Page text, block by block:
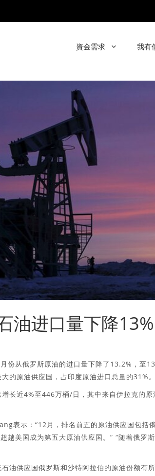
資金需求 我有
油进口量下降13%
份从俄罗斯原油的进口量下降了13.2%，至
的原油供应国，占印度原油进口总量的31%。
长近4%至446万桶/日，其中来自伊拉克的
表示：“12月，排名前五的原油供应国包括
越美国成为第五大原油供应国。” “随着俄罗
油供应国俄罗斯和沙特阿拉伯的原油份额有